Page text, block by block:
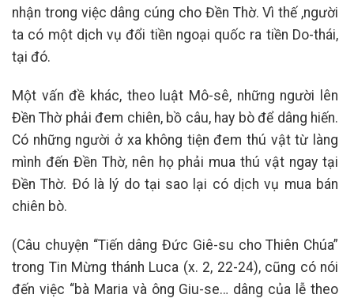
nhận trong việc dâng cúng cho Đền Thờ. Vì thế ,người
ta có một dịch vụ đổi tiền ngoại quốc ra tiền Do-thái,
tại đó.
Một vấn đề khác, theo luật Mô-sê, những người lên
Đền Thờ phải đem chiên, bồ câu, hay bò để dâng hiến.
Có những người ở xa không tiện đem thú vật từ làng
mình đến Đền Thờ, nên họ phải mua thú vật ngay tại
Đền Thờ. Ðó là lý do tại sao lại có dịch vụ mua bán
chiên bò.
(Câu chuyện “Tiến dâng Đức Giê-su cho Thiên Chúa”
trong Tin Mừng thánh Luca (x. 2, 22-24), cũng có nói
đến việc “bà Maria và ông Giu-se… dâng của lễ theo